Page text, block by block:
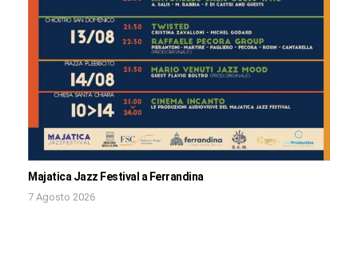
Majatica Jazz Festival a Ferrandina
7 Agosto 2026